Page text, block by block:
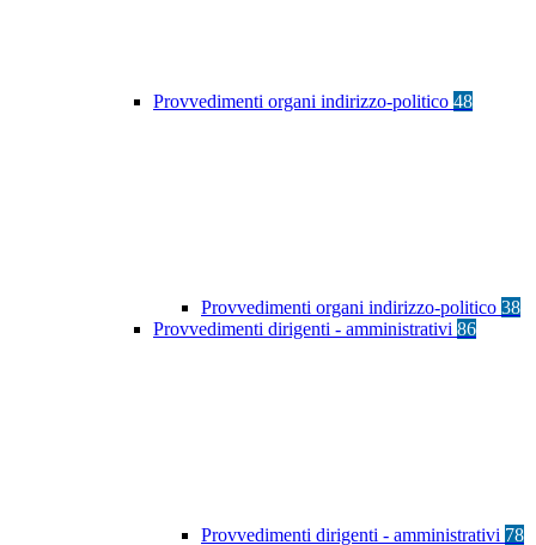
Provvedimenti organi indirizzo-politico 48
Provvedimenti organi indirizzo-politico 38
Provvedimenti dirigenti - amministrativi 86
Provvedimenti dirigenti - amministrativi 78